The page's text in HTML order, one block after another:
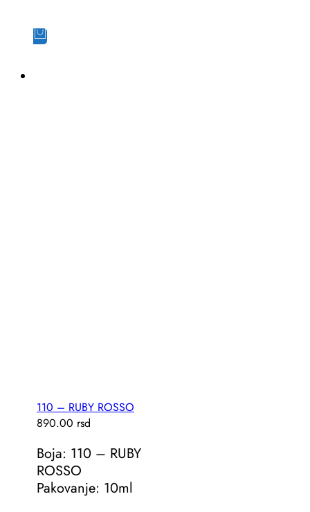
110 – RUBY ROSSO
890.00 rsd
Boja: 110 – RUBY
ROSSO
Pakovanje: 10ml